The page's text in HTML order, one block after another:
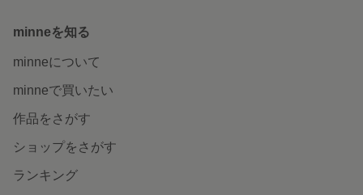
minneを知る
minneについて
minneで買いたい
作品をさがす
ショップをさがす
ランキング